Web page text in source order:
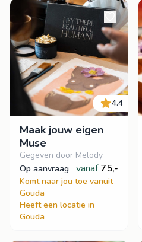
4.4
Maak jouw eigen
Muse
Gegeven door Melody
op aanvraag
vanaf 75,-
Komt naar jou toe vanuit
Gouda
Heeft een locatie in
Gouda